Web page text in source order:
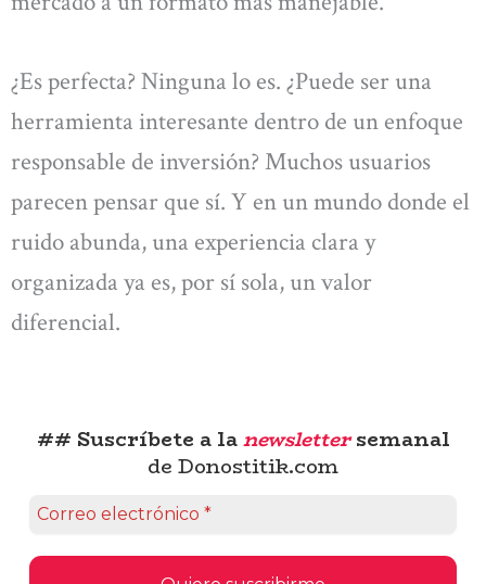
¿Es perfecta? Ninguna lo es. ¿Puede ser una
herramienta interesante dentro de un enfoque
responsable de inversión? Muchos usuarios
parecen pensar que sí. Y en un mundo donde el
ruido abunda, una experiencia clara y
organizada ya es, por sí sola, un valor
diferencial.
## Suscríbete a lanewslettersemanal
de Donostitik.com